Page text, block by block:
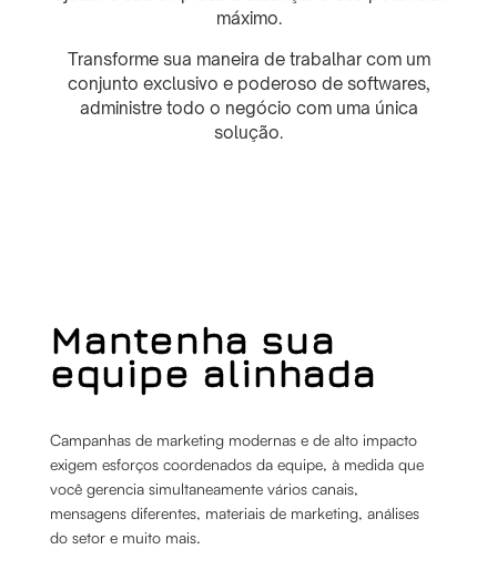
máximo.
Transforme sua maneira de trabalhar com um
conjunto exclusivo e poderoso de softwares,
administre todo o negócio com uma única
solução.
Mantenha sua
equipe alinhada
Campanhas de marketing modernas e de alto impacto
exigem esforços coordenados da equipe, à medida que
você gerencia simultaneamente vários canais,
mensagens diferentes, materiais de marketing, análises
do setor e muito mais.